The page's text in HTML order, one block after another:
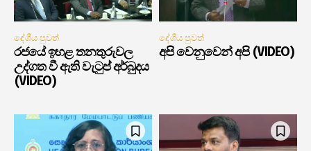
දේශීය පුවත්
රජයේ ඉහළ තනතුරුවල
උද්ගත වී ඇති වැටුප් අර්බුදය
(VIDEO)
දේශීය පුවත්
අපි වෙනුවෙන් අපි (VIDEO)